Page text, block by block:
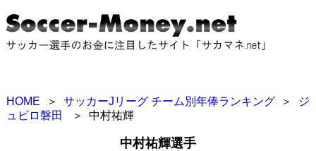
HOME ＞ サッカーJリーグ チーム別年俸ランキング ＞
ジ
ュビロ磐田
＞ 中村祐輝
中村祐輝選手